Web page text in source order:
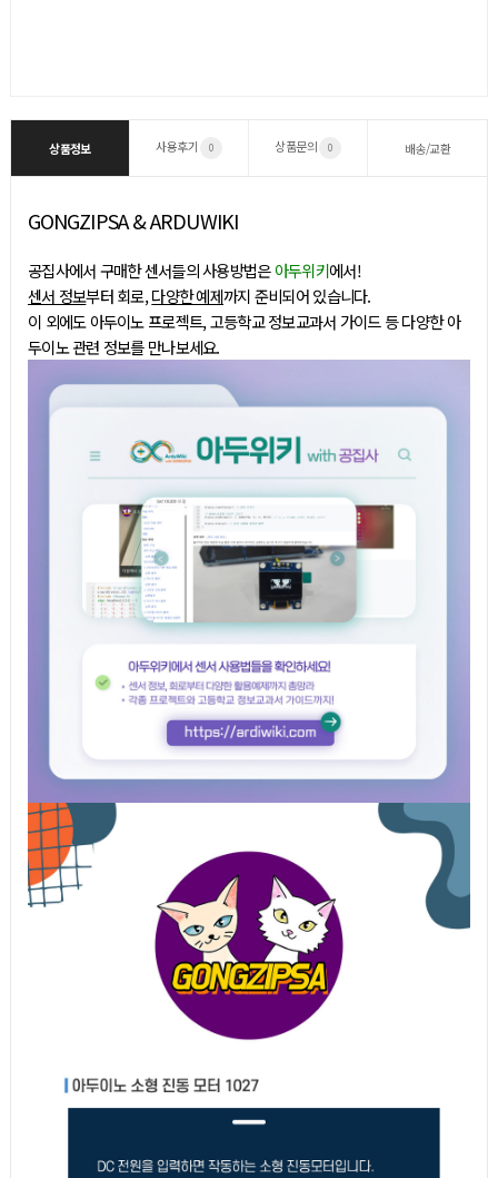
상품정보 사용후기 0 상품문의 0 배송/교환
GONGZIPSA & ARDUWIKI
공집사에서 구매한 센서들의 사용방법은아두위키에서!
센서 정보부터 회로,다양한 예제까지 준비되어 있습니다.
이 외에도 아두이노 프로젝트, 고등학교 정보교과서 가이드 등 다양한 아
두이노 관련 정보를 만나보세요.